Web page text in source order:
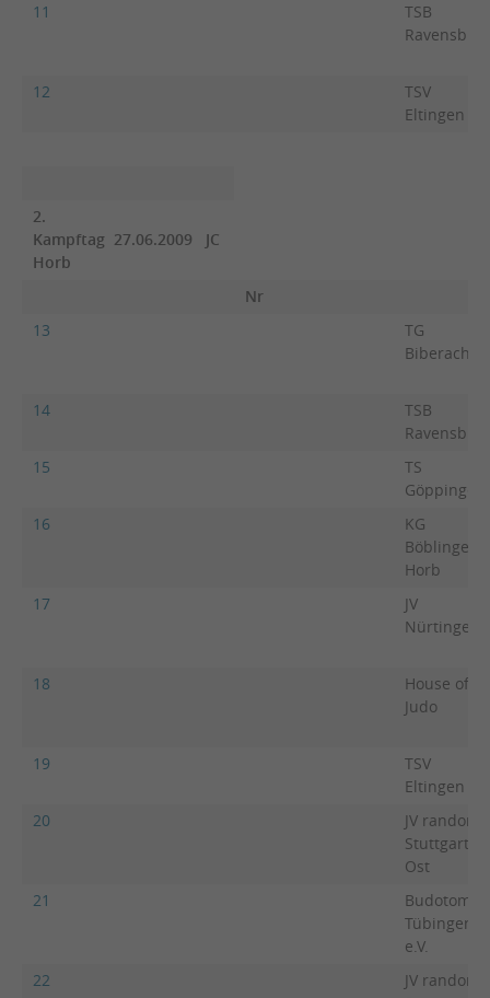
11
TSB
12
TSV
Eltingen
2.
Kampftag 27.06.2009 JC
Horb
Nr
13
TG
Biberach
14
TSB
15
TS
Göppingen
16
KG
Böblingen-
Horb
17
JV
Nürtingen
18
House of
Judo
19
TSV
Eltingen
20
JV randori
Stuttgart-
Ost
21
Budotomo
Tübingen
e.V.
22
JV randori